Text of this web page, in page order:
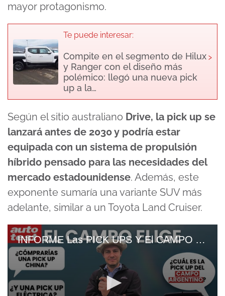
mayor protagonismo.
Te puede interesar:
Compite en el segmento de Hilux
y Ranger con el diseño más
polémico: llegó una nueva pick
up a la…
›
Según el sitio australiano Drive, la pick up se
lanzará antes de 2030 y podría estar
equipada con un sistema de propulsión
híbrido pensado para las necesidades del
mercado estadounidense. Además, este
exponente sumaría una variante SUV más
adelante, similar a un Toyota Land Cruiser.
INFORME Las PICK UPS Y El CAMPO ARGENTINO, ¿En Un DILEMA INESPERADO (1)